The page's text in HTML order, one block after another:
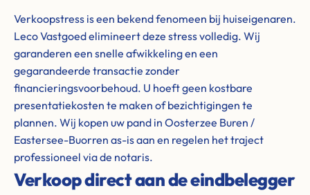
Verkoopstress is een bekend fenomeen bij huiseigenaren.
Leco Vastgoed elimineert deze stress volledig. Wij
garanderen een snelle afwikkeling en een
gegarandeerde transactie zonder
financieringsvoorbehoud. U hoeft geen kostbare
presentatiekosten te maken of bezichtigingen te
plannen. Wij kopen uw pand in Oosterzee Buren /
Eastersee-Buorren as-is aan en regelen het traject
professioneel via de notaris.
Verkoop direct aan de eindbelegger